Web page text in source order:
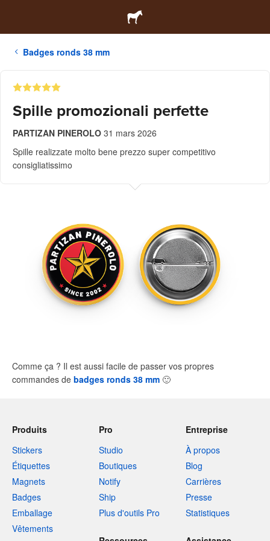
Badges ronds 38 mm
Spille promozionali perfette
PARTIZAN PINEROLO 31 mars 2026
Spille realizzate molto bene prezzo super competitivo
consigliatissimo
Comme ça ? Il est aussi facile de passer vos propres
commandes de badges ronds 38 mm 🙂
Produits
Stickers
Étiquettes
Magnets
Badges
Emballage
Vêtements
Pro
Studio
Boutiques
Notify
Ship
Plus d'outils Pro
Entreprise
À propos
Blog
Carrières
Presse
Statistiques